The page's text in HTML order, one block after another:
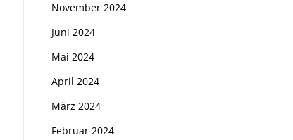
November 2024
Juni 2024
Mai 2024
April 2024
März 2024
Februar 2024